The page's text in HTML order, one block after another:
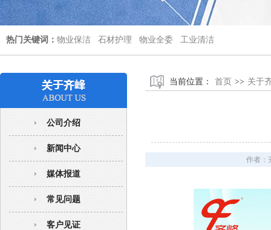
热门关键词： 物业保洁 石材护理 物业全委 工业清洁
公司介绍
新闻中心
媒体报道
常见问题
客户见证
当前位置： 首页 >> 关于
作者：